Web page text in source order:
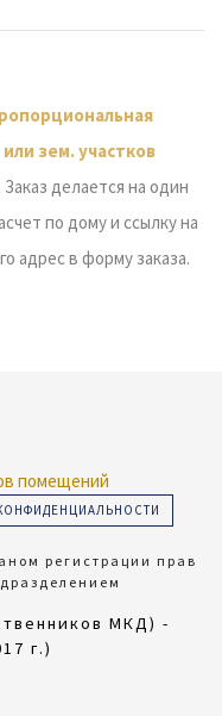
зем. участков
Заказ делается на один
по дому и ссылку на
адрес в форму заказа.
регистрации прав
МКД) -
г.)